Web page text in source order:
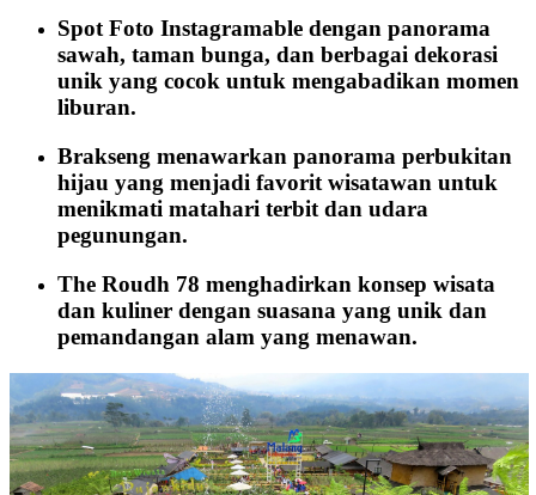
Spot Foto Instagramable dengan panorama
sawah, taman bunga, dan berbagai dekorasi
unik yang cocok untuk mengabadikan momen
liburan.
Brakseng menawarkan panorama perbukitan
hijau yang menjadi favorit wisatawan untuk
menikmati matahari terbit dan udara
pegunungan.
The Roudh 78 menghadirkan konsep wisata
dan kuliner dengan suasana yang unik dan
pemandangan alam yang menawan.